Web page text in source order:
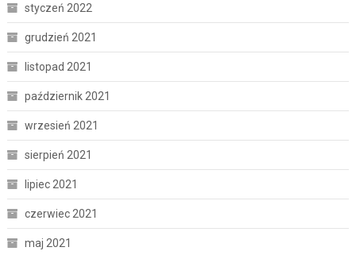
styczeń 2022
grudzień 2021
listopad 2021
październik 2021
wrzesień 2021
sierpień 2021
lipiec 2021
czerwiec 2021
maj 2021